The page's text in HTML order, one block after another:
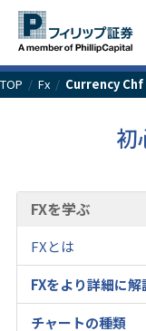
TOP / Fx / Currency Chf
初
FXを学ぶ
FXとは
FXをより詳細に解
チャートの種類